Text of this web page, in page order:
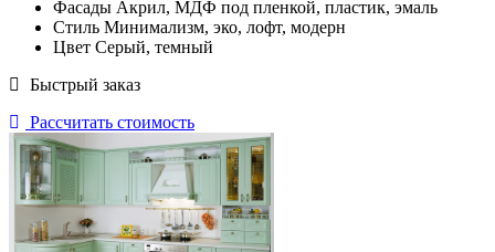
Фасады Акрил, МДФ под пленкой, пластик, эмаль
Стиль Минимализм, эко, лофт, модерн
Цвет Серый, темный
Быстрый заказ
Рассчитать стоимость